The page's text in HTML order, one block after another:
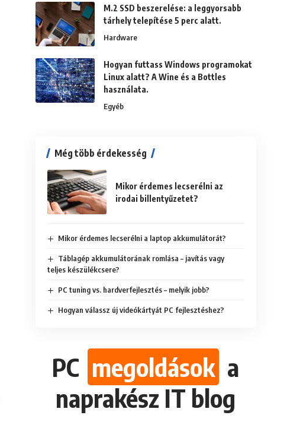
M.2 SSD beszerelése: a leggyorsabb
tárhely telepítése 5 perc alatt.
Hardware
Hogyan futtass Windows programokat
Linux alatt? A Wine és a Bottles
használata.
Egyéb
Még több érdekesség
Mikor érdemes lecserélni az
irodai billentyűzetet?
Mikor érdemes lecserélni a laptop akkumulátorát?
Táblagép akkumulátorának romlása – javítás vagy
teljes készülékcsere?
PC tuning vs. hardverfejlesztés – melyik jobb?
Hogyan válassz új videókártyát PC fejlesztéshez?
PC megoldások a
naprakész IT blog